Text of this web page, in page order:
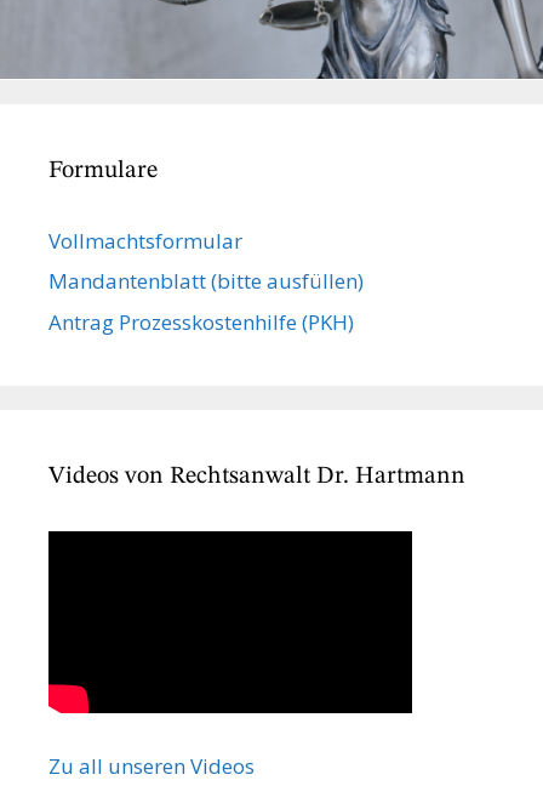
Formulare
Vollmachts­formular
Mandanten­blatt (bitte ausfüllen)
Antrag Prozesskostenhilfe (PKH)
Videos von Rechtsanwalt Dr. Hartmann
Zu all unseren Videos